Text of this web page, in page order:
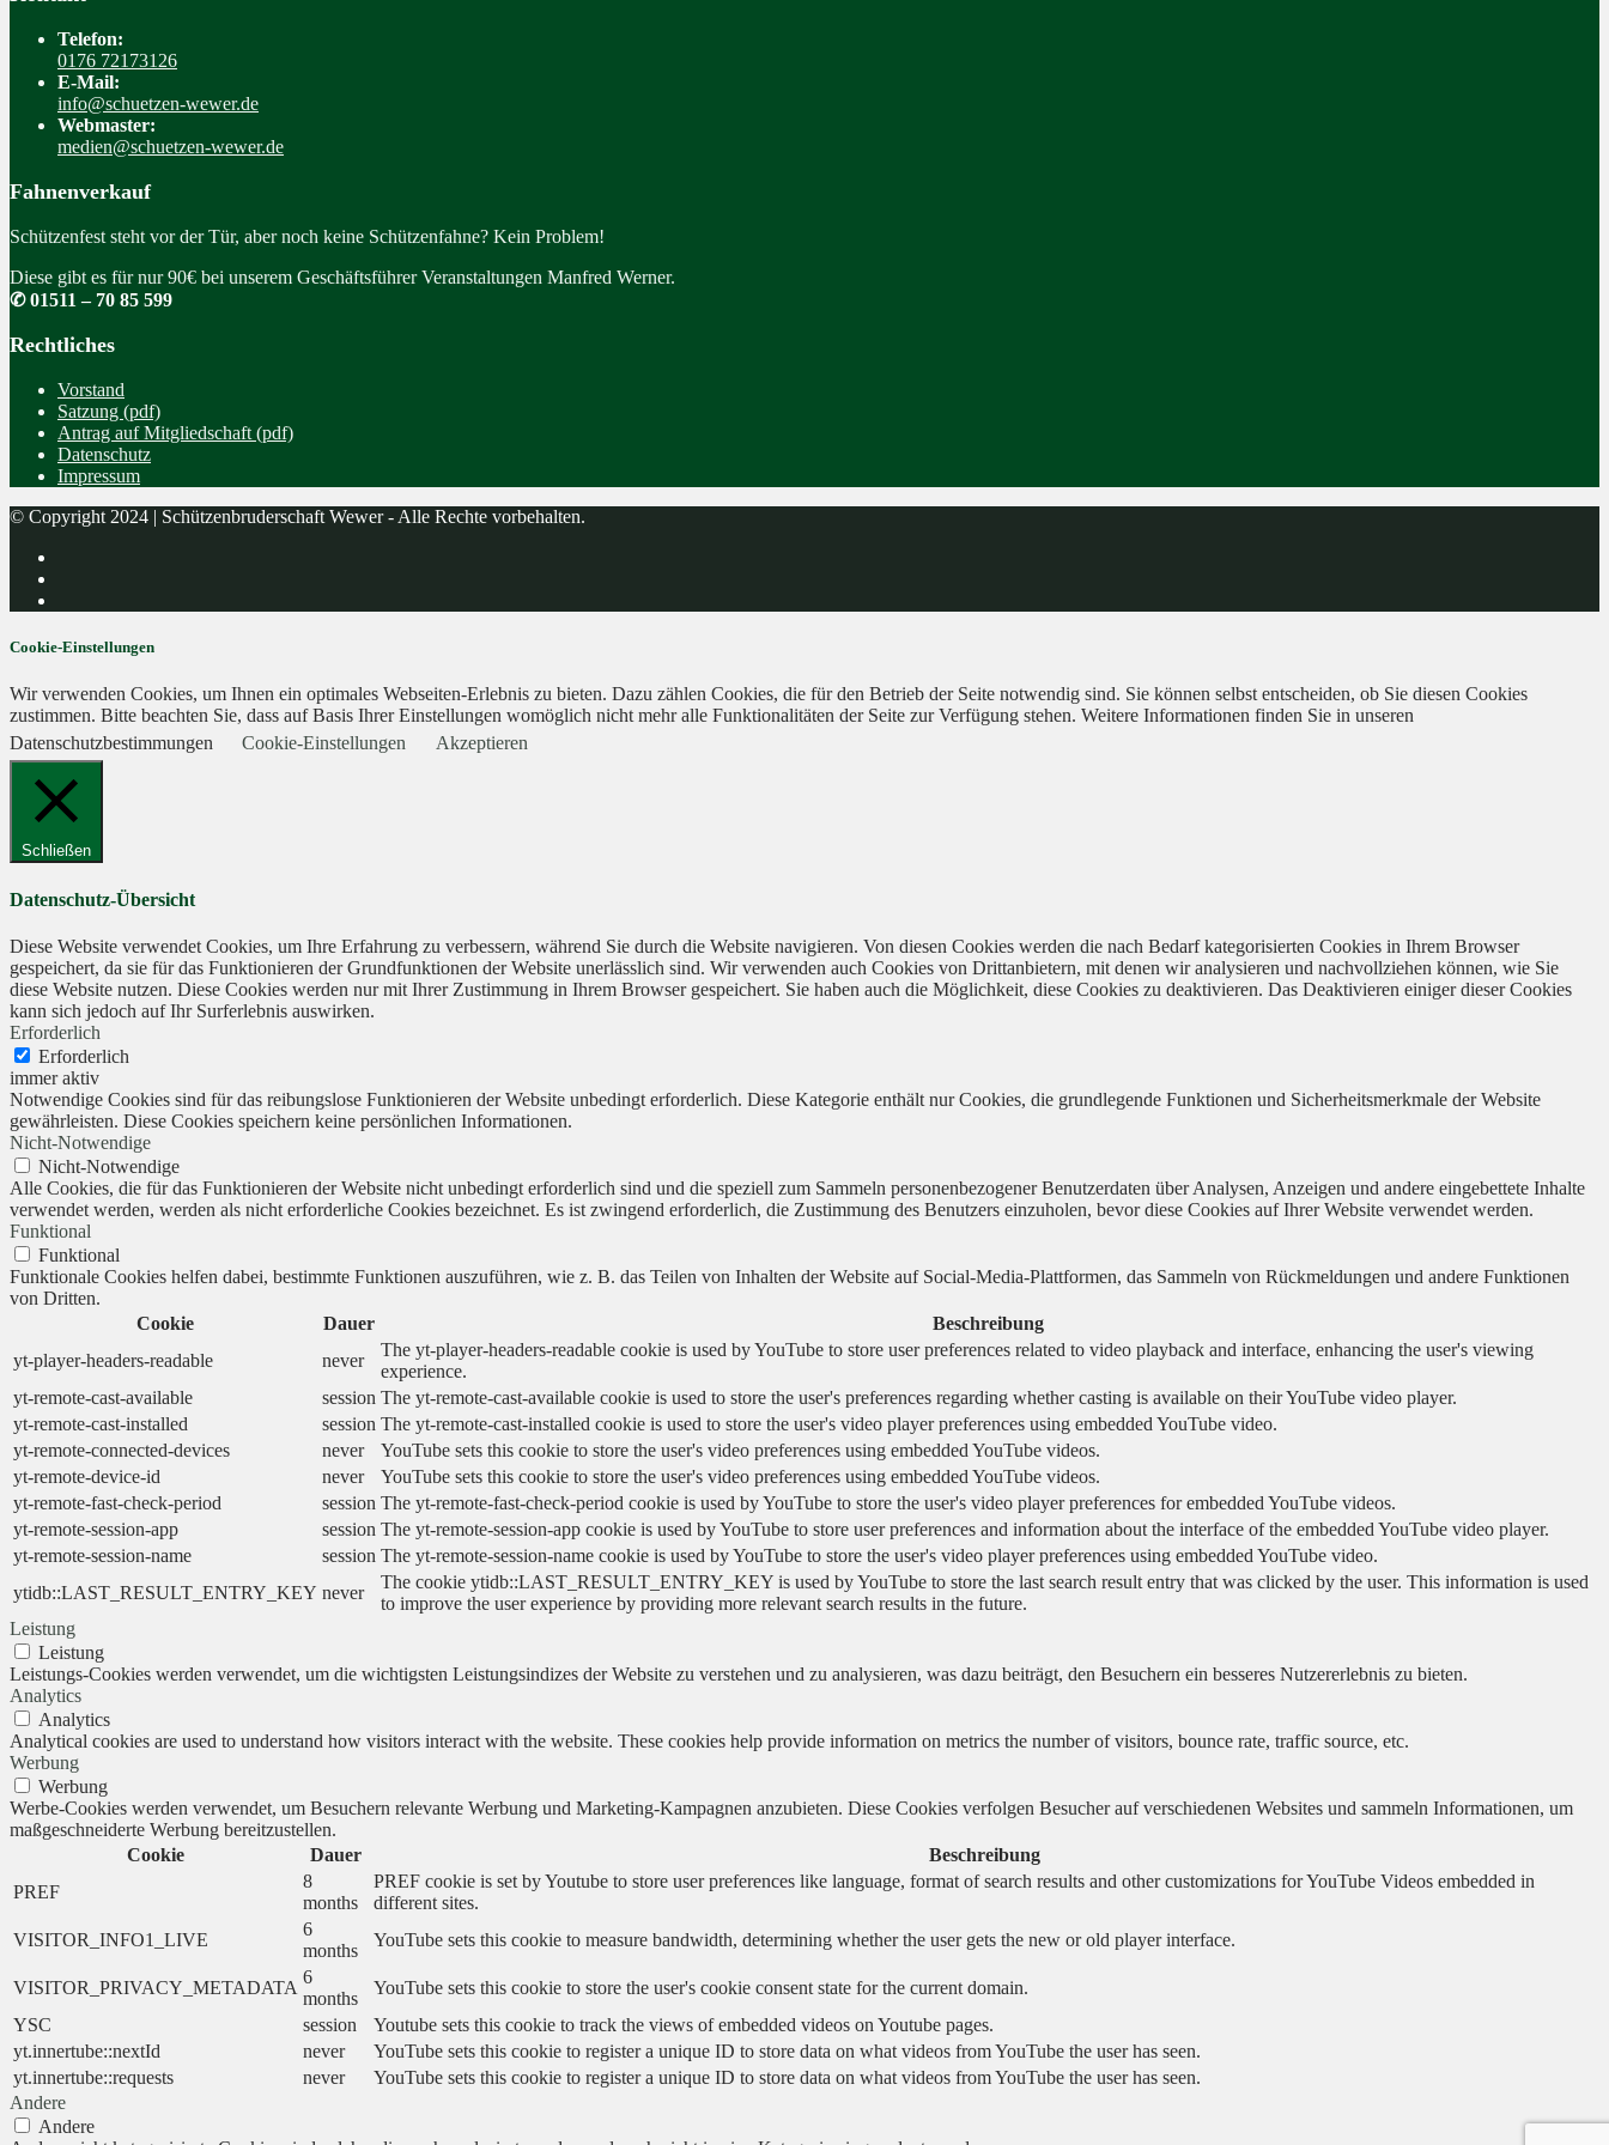
Telefon:
0176 72173126
E-Mail:
info@schuetzen-wewer.de
Webmaster:
medien@schuetzen-wewer.de
Fahnenverkauf
Schützenfest steht vor der Tür, aber noch keine Schützenfahne? Kein Problem!
Diese gibt es für nur 90€ bei unserem Geschäftsführer Veranstaltungen Manfred Werner.
✆ 01511 – 70 85 599
Rechtliches
Vorstand
Satzung (pdf)
Antrag auf Mitgliedschaft (pdf)
Datenschutz
Impressum
© Copyright 2024 | Schützenbruderschaft Wewer - Alle Rechte vorbehalten.
Cookie-Einstellungen
Wir verwenden Cookies, um Ihnen ein optimales Webseiten-Erlebnis zu bieten. Dazu zählen Cookies, die für den Betrieb der Seite notwendig sind. Sie können selbst entscheiden, ob Sie diesen Cookies
zustimmen. Bitte beachten Sie, dass auf Basis Ihrer Einstellungen womöglich nicht mehr alle Funktionalitäten der Seite zur Verfügung stehen. Weitere Informationen finden Sie in unseren
Datenschutzbestimmungen
Cookie-Einstellungen Akzeptieren
Schließen
Datenschutz-Übersicht
Diese Website verwendet Cookies, um Ihre Erfahrung zu verbessern, während Sie durch die Website navigieren. Von diesen Cookies werden die nach Bedarf kategorisierten Cookies in Ihrem Browser
gespeichert, da sie für das Funktionieren der Grundfunktionen der Website unerlässlich sind. Wir verwenden auch Cookies von Drittanbietern, mit denen wir analysieren und nachvollziehen können, wie Sie
diese Website nutzen. Diese Cookies werden nur mit Ihrer Zustimmung in Ihrem Browser gespeichert. Sie haben auch die Möglichkeit, diese Cookies zu deaktivieren. Das Deaktivieren einiger dieser Cookies
kann sich jedoch auf Ihr Surferlebnis auswirken.
Erforderlich
Erforderlich
immer aktiv
Notwendige Cookies sind für das reibungslose Funktionieren der Website unbedingt erforderlich. Diese Kategorie enthält nur Cookies, die grundlegende Funktionen und Sicherheitsmerkmale der Website
gewährleisten. Diese Cookies speichern keine persönlichen Informationen.
Nicht-Notwendige
Nicht-Notwendige
Alle Cookies, die für das Funktionieren der Website nicht unbedingt erforderlich sind und die speziell zum Sammeln personenbezogener Benutzerdaten über Analysen, Anzeigen und andere eingebettete Inhalte
verwendet werden, werden als nicht erforderliche Cookies bezeichnet. Es ist zwingend erforderlich, die Zustimmung des Benutzers einzuholen, bevor diese Cookies auf Ihrer Website verwendet werden.
Funktional
Funktional
Funktionale Cookies helfen dabei, bestimmte Funktionen auszuführen, wie z. B. das Teilen von Inhalten der Website auf Social-Media-Plattformen, das Sammeln von Rückmeldungen und andere Funktionen
von Dritten.
Cookie
Dauer
Beschreibung
yt-player-headers-readable
never
The yt-player-headers-readable cookie is used by YouTube to store user preferences related to video playback and interface, enhancing the user's viewing
experience.
yt-remote-cast-available
session The yt-remote-cast-available cookie is used to store the user's preferences regarding whether casting is available on their YouTube video player.
yt-remote-cast-installed
session The yt-remote-cast-installed cookie is used to store the user's video player preferences using embedded YouTube video.
yt-remote-connected-devices
never
YouTube sets this cookie to store the user's video preferences using embedded YouTube videos.
yt-remote-device-id
never
YouTube sets this cookie to store the user's video preferences using embedded YouTube videos.
yt-remote-fast-check-period
session The yt-remote-fast-check-period cookie is used by YouTube to store the user's video player preferences for embedded YouTube videos.
yt-remote-session-app
session The yt-remote-session-app cookie is used by YouTube to store user preferences and information about the interface of the embedded YouTube video player.
yt-remote-session-name
session The yt-remote-session-name cookie is used by YouTube to store the user's video player preferences using embedded YouTube video.
ytidb::LAST_RESULT_ENTRY_KEY never
The cookie ytidb::LAST_RESULT_ENTRY_KEY is used by YouTube to store the last search result entry that was clicked by the user. This information is used
to improve the user experience by providing more relevant search results in the future.
Leistung
Leistung
Leistungs-Cookies werden verwendet, um die wichtigsten Leistungsindizes der Website zu verstehen und zu analysieren, was dazu beiträgt, den Besuchern ein besseres Nutzererlebnis zu bieten.
Analytics
Analytics
Analytical cookies are used to understand how visitors interact with the website. These cookies help provide information on metrics the number of visitors, bounce rate, traffic source, etc.
Werbung
Werbung
Werbe-Cookies werden verwendet, um Besuchern relevante Werbung und Marketing-Kampagnen anzubieten. Diese Cookies verfolgen Besucher auf verschiedenen Websites und sammeln Informationen, um
maßgeschneiderte Werbung bereitzustellen.
Cookie
Dauer
Beschreibung
PREF
8
months
PREF cookie is set by Youtube to store user preferences like language, format of search results and other customizations for YouTube Videos embedded in
different sites.
VISITOR_INFO1_LIVE
6
months
YouTube sets this cookie to measure bandwidth, determining whether the user gets the new or old player interface.
VISITOR_PRIVACY_METADATA
6
months
YouTube sets this cookie to store the user's cookie consent state for the current domain.
YSC
session
Youtube sets this cookie to track the views of embedded videos on Youtube pages.
yt.innertube::nextId
never
YouTube sets this cookie to register a unique ID to store data on what videos from YouTube the user has seen.
yt.innertube::requests
never
YouTube sets this cookie to register a unique ID to store data on what videos from YouTube the user has seen.
Andere
Andere